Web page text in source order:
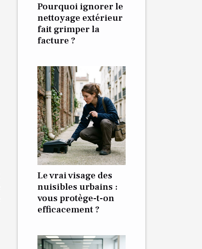
Pourquoi ignorer le
nettoyage extérieur
fait grimper la
facture ?
Le vrai visage des
nuisibles urbains :
vous protège-t-on
efficacement ?